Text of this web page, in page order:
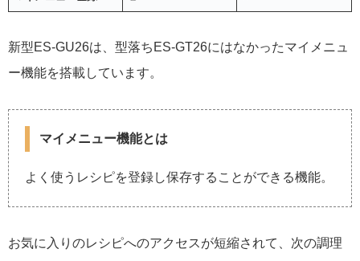
新型ES-GU26は、型落ちES-GT26にはなかったマイメニュ
ー機能を搭載しています。
マイメニュー機能とは
よく使うレシピを登録し保存することができる機能。
お気に入りのレシピへのアクセスが短縮されて、次の調理